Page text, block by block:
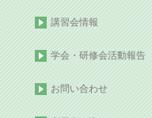
講習会情報
学会・研修会活動報告
お問い合わせ